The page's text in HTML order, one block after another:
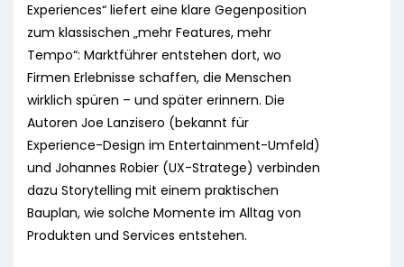
Experiences“ liefert eine klare Gegenposition
zum klassischen „mehr Features, mehr
Tempo“: Marktführer entstehen dort, wo
Firmen Erlebnisse schaffen, die Menschen
wirklich spüren – und später erinnern. Die
Autoren Joe Lanzisero (bekannt für
Experience-Design im Entertainment-Umfeld)
und Johannes Robier (UX-Stratege) verbinden
dazu Storytelling mit einem praktischen
Bauplan, wie solche Momente im Alltag von
Produkten und Services entstehen.